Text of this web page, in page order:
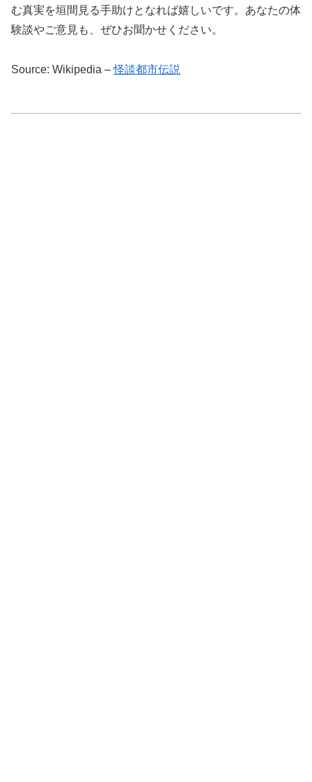
む真実を垣間見る手助けとなれば嬉しいです。あなたの体
験談やご意見も、ぜひお聞かせください。
Source: Wikipedia –怪談都市伝説